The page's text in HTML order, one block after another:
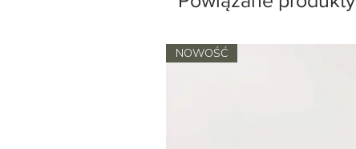
NOWOŚĆ